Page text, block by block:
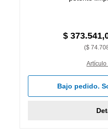
$
($
Artículo
Bajo pedido.